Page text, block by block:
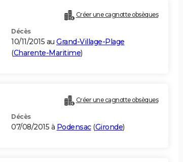
Créer une cagnotte obsèques
Décès
10/11/2015 au Grand-Village-Plage
(Charente-Maritime)
Créer une cagnotte obsèques
Décès
07/08/2015 à Podensac(Gironde)